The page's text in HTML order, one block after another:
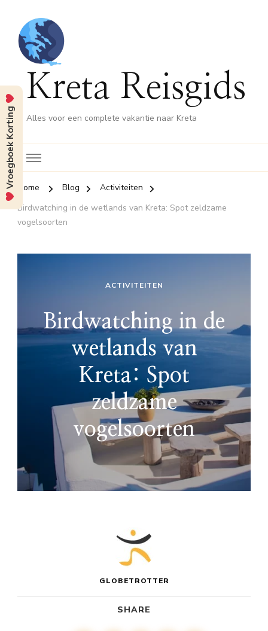
Kreta Reisgids
Alles voor een complete vakantie naar Kreta
Home Blog
Activiteiten
Birdwatching in de wetlands van Kreta: Spot zeldzame
vogelsoorten
ACTIVITEITEN
Birdwatching in de
wetlands van
Kreta: Spot
zeldzame
vogelsoorten
GLOBETROTTER
SHARE
Vroegboek Korting